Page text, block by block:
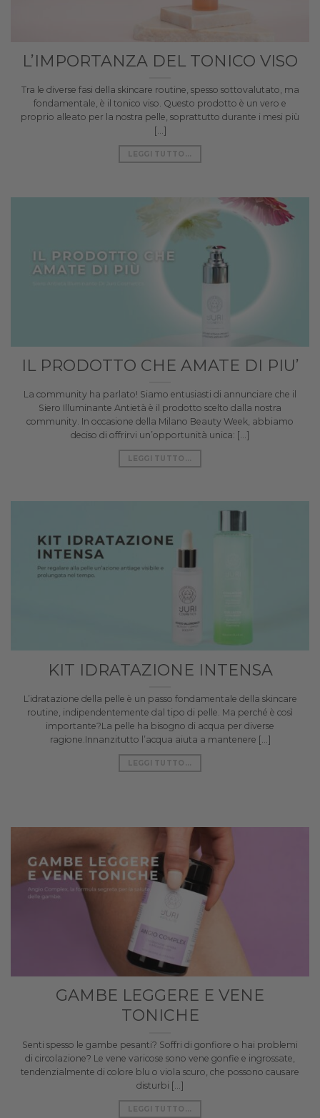
L’IMPORTANZA DEL TONICO VISO
Tra le diverse fasi della skincare routine, spesso sottovalutato, ma
fondamentale, è il tonico viso. Questo prodotto è un vero e
proprio alleato per la nostra pelle, soprattutto durante i mesi più
[...]
LEGGI TUTTO...
IL PRODOTTO CHE AMATE DI PIU’
La community ha parlato! Siamo entusiasti di annunciare che il
Siero Illuminante Antietà è il prodotto scelto dalla nostra
community. In occasione della Milano Beauty Week, abbiamo
deciso di offrirvi un’opportunità unica: [...]
LEGGI TUTTO...
KIT IDRATAZIONE INTENSA
L’idratazione della pelle è un passo fondamentale della skincare
routine, indipendentemente dal tipo di pelle. Ma perché è così
importante?La pelle ha bisogno di acqua per diverse
ragione.Innanzitutto l’acqua aiuta a mantenere [...]
LEGGI TUTTO...
GAMBE LEGGERE E VENE
TONICHE
Senti spesso le gambe pesanti? Soffri di gonfiore o hai problemi
di circolazione? Le vene varicose sono vene gonfie e ingrossate,
tendenzialmente di colore blu o viola scuro, che possono causare
disturbi [...]
LEGGI TUTTO...